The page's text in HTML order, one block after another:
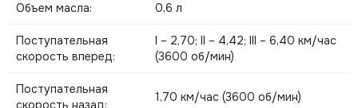
Объем масла: 0,6 л
Поступательная
скорость вперед:
I – 2,70; II – 4,42; III – 6,40 км/час
(3600 об/мин)
Поступательная
скорость назад:
1,70 км/час (3600 об/мин)